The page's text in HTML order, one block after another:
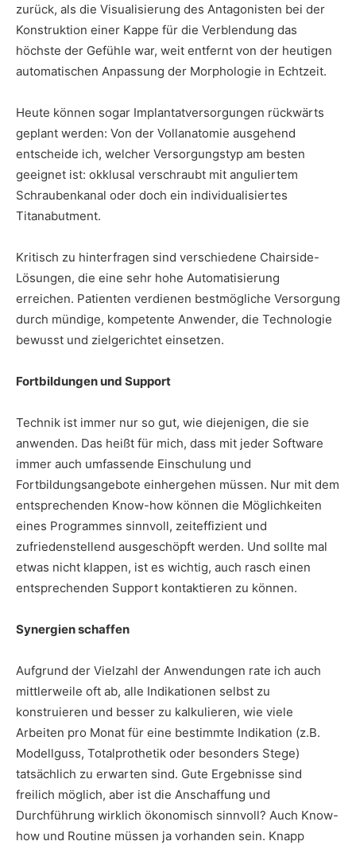
zurück, als die Visualisierung des Antagonisten bei der
Konstruktion einer Kappe für die Verblendung das
höchste der Gefühle war, weit entfernt von der heutigen
automatischen Anpassung der Morphologie in Echtzeit.
Heute können sogar Implantatversorgungen rückwärts
geplant werden: Von der Vollanatomie ausgehend
entscheide ich, welcher Versorgungstyp am besten
geeignet ist: okklusal verschraubt mit anguliertem
Schraubenkanal oder doch ein individualisiertes
Titanabutment.
Kritisch zu hinterfragen sind verschiedene Chairside-
Lösungen, die eine sehr hohe Automatisierung
erreichen. Patienten verdienen bestmögliche Versorgung
durch mündige, kompetente Anwender, die Technologie
bewusst und zielgerichtet einsetzen.
Fortbildungen und Support
Technik ist immer nur so gut, wie diejenigen, die sie
anwenden. Das heißt für mich, dass mit jeder Software
immer auch umfassende Einschulung und
Fortbildungsangebote einhergehen müssen. Nur mit dem
entsprechenden Know-how können die Möglichkeiten
eines Programmes sinnvoll, zeiteffizient und
zufriedenstellend ausgeschöpft werden. Und sollte mal
etwas nicht klappen, ist es wichtig, auch rasch einen
entsprechenden Support kontaktieren zu können.
Synergien schaffen
Aufgrund der Vielzahl der Anwendungen rate ich auch
mittlerweile oft ab, alle Indikationen selbst zu
konstruieren und besser zu kalkulieren, wie viele
Arbeiten pro Monat für eine bestimmte Indikation (z.B.
Modellguss, Totalprothetik oder besonders Stege)
tatsächlich zu erwarten sind. Gute Ergebnisse sind
freilich möglich, aber ist die Anschaffung und
Durchführung wirklich ökonomisch sinnvoll? Auch Know-
how und Routine müssen ja vorhanden sein. Knapp